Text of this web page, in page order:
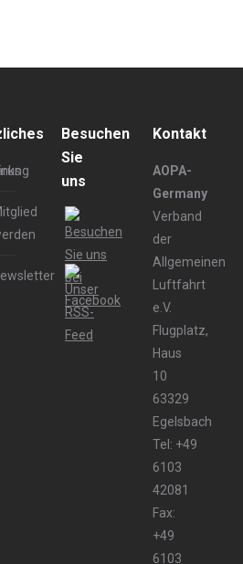
Besuchen
Sie
uns
Kontakt
AOPA-
Germany
Verband
der
Allgemeinen
Luftfahrt
e.V.
Flugplatz,
Haus
10
63329
Egelsbach
Tel: +49
6103
42081
Fax:
+49
6103